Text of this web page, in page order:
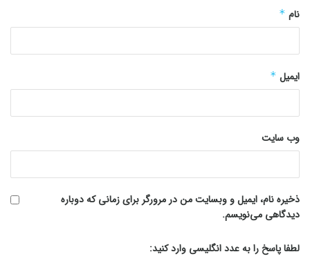
نام *
ایمیل *
وب‌ سایت
ذخیره نام، ایمیل و وبسایت من در مرورگر برای زمانی که دوباره
دیدگاهی می‌نویسم.
لطفا پاسخ را به عدد انگلیسی وارد کنید: